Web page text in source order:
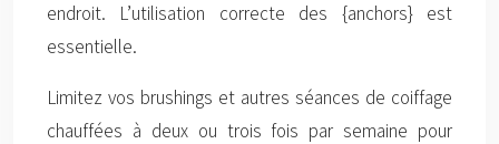
endroit. L’utilisation correcte des {anchors} est
essentielle.
Limitez vos brushings et autres séances de coiffage
chauffées à deux ou trois fois par semaine pour